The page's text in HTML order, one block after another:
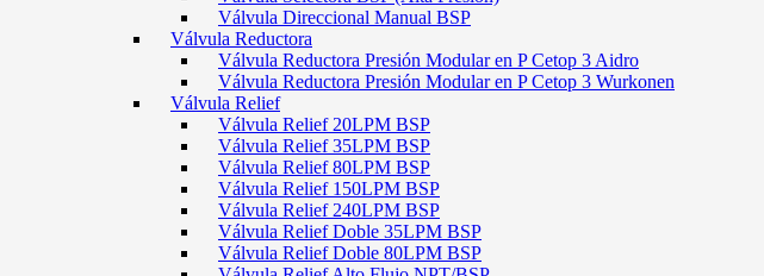
Válvula Direccional Manual BSP
Válvula Reductora
Válvula Reductora Presión Modular en P Cetop 3 Aidro
Válvula Reductora Presión Modular en P Cetop 3 Wurkonen
Válvula Relief
Válvula Relief 20LPM BSP
Válvula Relief 35LPM BSP
Válvula Relief 80LPM BSP
Válvula Relief 150LPM BSP
Válvula Relief 240LPM BSP
Válvula Relief Doble 35LPM BSP
Válvula Relief Doble 80LPM BSP